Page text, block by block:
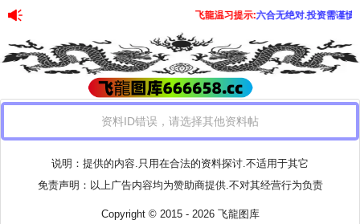
飞龍温习提示:六合无绝对.投资需谨慎.
资料ID错误，请选择其他资料帖
说明：提供的内容.只用在合法的资料探讨.不适用于其它
免责声明：以上广告内容均为赞助商提供.不对其经营行为负责
Copyright © 2015 - 2026 飞龍图库